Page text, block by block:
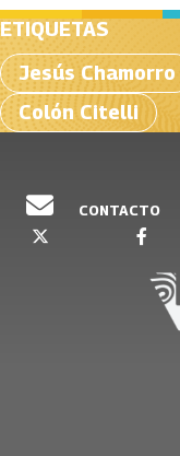
ETIQUETAS
Jesús Chamorro
Colón Citelli
CONTACTO